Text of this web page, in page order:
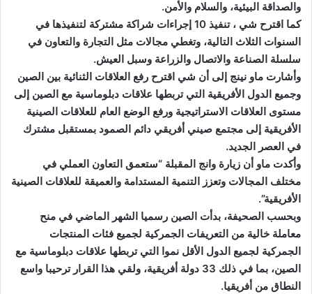
والصداقة البيئية، والسلام والأمن.
كما اقترح شي ، تنفيذ 10 إجراءات شراكة مشتركة لتنفيذها في
السنوات الثلاث التالية، وتغطي مجالات مثل التجارة والتعاون في
سلسلة الصناعة والاتصال والزراعة وسبل العيش.
وأشارت ماو نينج إلى أن شي اقترح رفع العلاقات الثنائية بين الصين
وجميع الدول الأفريقية التي تربطها علاقات دبلوماسية مع الصين إلى
مستوى العلاقات الاستراتيجية ورفع الوضع العام للعلاقات الصينية
الأفريقية إلى مجتمع صيني أفريقي دائم الصمود بمستقبل مشترك
في العصر الجديد.
وأكدت ماو أن زيارة وانج المقبلة “ستعمق التعاون العملي في
مختلف المجالات وتعزز التنمية المستدامة والعميقة للعلاقات الصينية
الأفريقية”.
وبحسب الصحيفة، بدأت الصين رسميا الشهر الماضي في منح
معاملة خالية من التعريفات الجمركية لجميع فئات المنتجات
الجمركية لجميع الدول الأقل نموا التي تربطها علاقات دبلوماسية مع
الصين، بما في ذلك 33 دولة أفريقية، ولقي هذا القرار ترحيبا واسع
النطاق من أفريقيا.